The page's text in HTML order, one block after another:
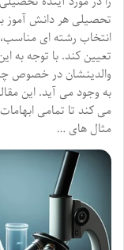
تحصیلی هر دانش آموز
انتخاب رشته ای
تعیین کند. با توجه به
والدینشان در خصوص
به وجود می آید. این
می کند تا تمامی
مثال های …